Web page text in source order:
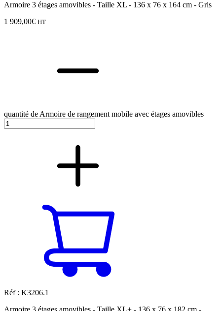
Armoire 3 étages amovibles - Taille XL - 136 x 76 x 164 cm - Gris
1 909,00€ HT
quantité de Armoire de rangement mobile avec étages amovibles
Réf : K3206.1